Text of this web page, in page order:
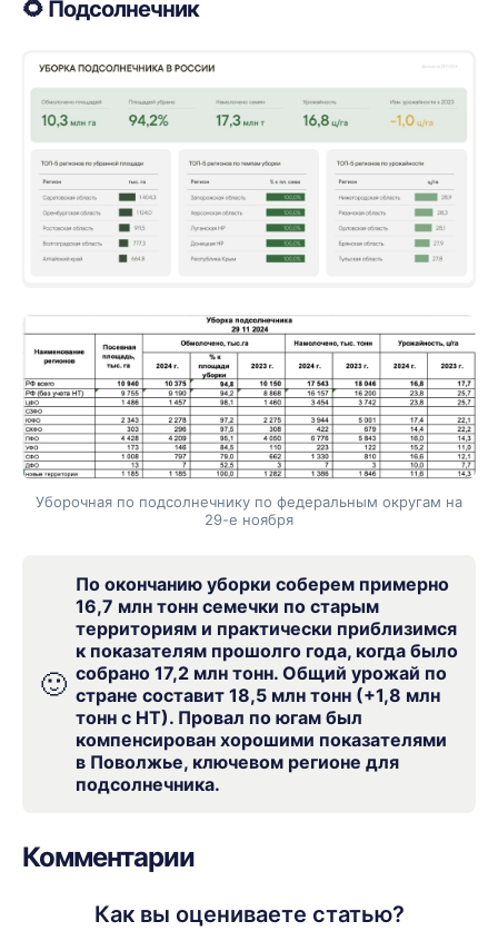
🌻 Подсолнечник
Уборочная по подсолнечнику по федеральным округам на
29-е ноября
🙂
По окончанию уборки соберем примерно
16,7 млн тонн семечки по старым
территориям и практически приблизимся
к показателям прошолго года, когда было
собрано 17,2 млн тонн. Общий урожай по
стране составит 18,5 млн тонн (+1,8 млн
тонн с НТ). Провал по югам был
компенсирован хорошими показателями
в Поволжье, ключевом регионе для
подсолнечника.
Комментарии